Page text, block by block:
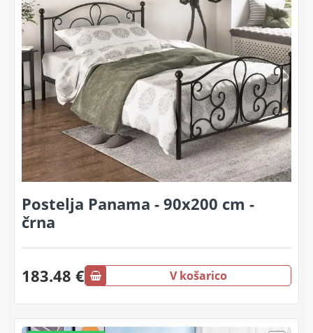
Postelja Panama - 90x200 cm -
črna
183.48 € V košarico